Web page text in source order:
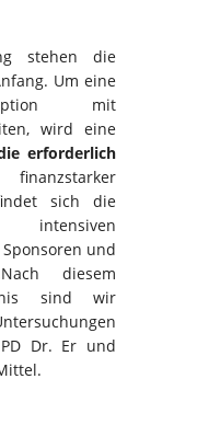
stehen die
Um eine
mit
wird eine
erforderlich
sich die
intensiven
und
diesem
sind wir
Dr. Er und